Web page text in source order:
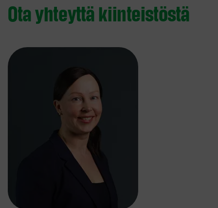
Ota yhteyttä kiinteistöstä